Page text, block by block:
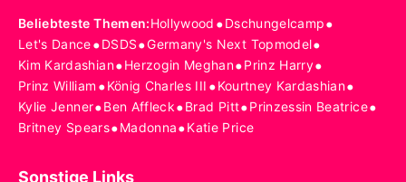
Beliebteste Themen:Hollywood •Dschungelcamp•
Let's Dance•DSDS•Germany's Next Topmodel•
Kim Kardashian•Herzogin Meghan•Prinz Harry•
Prinz William •König Charles III •Kourtney Kardashian•
Kylie Jenner•Ben Affleck•Brad Pitt•Prinzessin Beatrice•
Britney Spears•Madonna•Katie Price
Sonstige Links